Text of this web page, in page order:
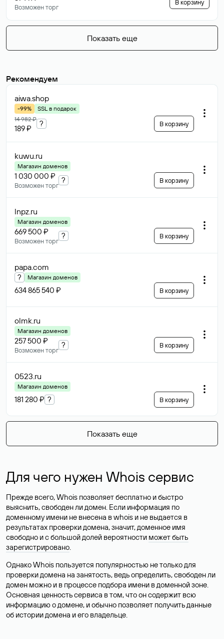
Возможен торг
В корзину
Показать еще
Рекомендуем
aiwa.shop
-99%
SSL в подарок
14 982 ₽
189 ₽
? В корзину
kuwu.ru
Магазин доменов
1 030 000 ₽
Возможен торг
? В корзину
lnpz.ru
Магазин доменов
669 500 ₽
Возможен торг
? В корзину
papa.com
? Магазин доменов
634 865 540 ₽ В корзину
olmk.ru
Магазин доменов
257 500 ₽
Возможен торг
? В корзину
0523.ru
Магазин доменов
181 280 ₽ ? В корзину
Показать еще
Для чего нужен Whois сервис
Прежде всего, Whois позволяет бесплатно и быстро
выяснить, свободен ли домен. Если информация по
доменному имени не внесена в whois и не выдается в
результатах проверки домена, значит, доменное имя
свободно и с большой долей вероятности может быть
зарегистрировано.
Однако Whois пользуется популярностью не только для
проверки домена на занятость, ведь определить, свободен ли
домен можно и в процессе подбора имени в доменной зоне.
Основная ценность сервиса в том, что он содержит всю
информацию о домене, и обычно позволяет получить данные
об истории домена и его владельце.